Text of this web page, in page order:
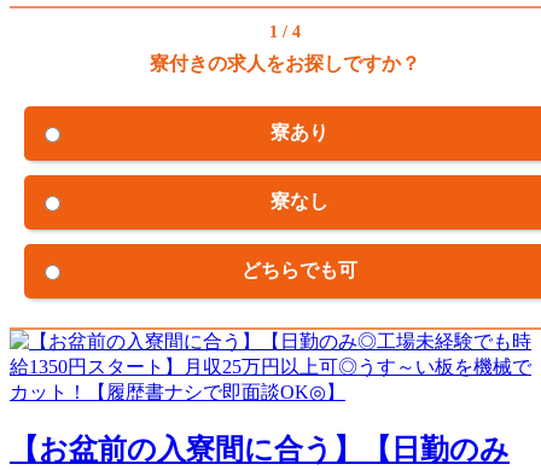
1 / 4
寮付きの求人をお探しですか？
寮あり
寮なし
どちらでも可
【お盆前の入寮間に合う】【日勤のみ